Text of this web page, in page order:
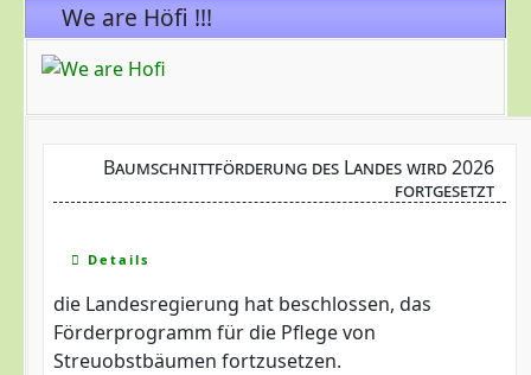
We are Höfi !!!
Baumschnittförderung des Landes wird 2026
fortgesetzt
Details
die Landesregierung hat beschlossen, das
Förderprogramm für die Pflege von
Streuobstbäumen fortzusetzen.